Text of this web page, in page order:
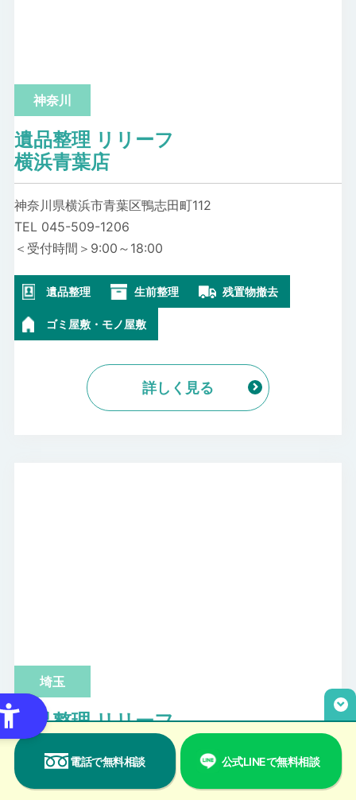
神奈川
遺品整理 リリーフ
横浜青葉店
神奈川県横浜市青葉区鴨志田町112
TEL 045-509-1206
＜受付時間＞9:00～18:00
遺品整理 生前整理 残置物撤去
ゴミ屋敷・モノ屋敷
詳しく見る
埼玉
遺品整理 リリーフ
埼玉久喜店
埼玉県久喜市上清久65-1
電話で無料相談 公式LINEで無料相談